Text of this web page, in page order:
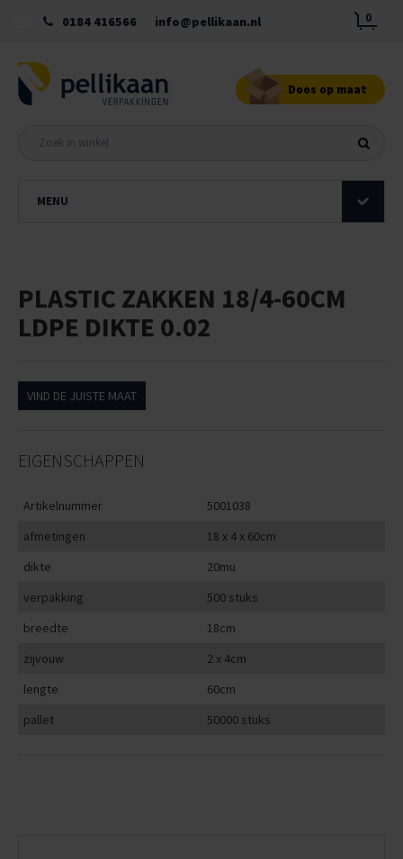
0184 416566 info@pellikaan.nl 0
Doos op maat
MENU
PLASTIC ZAKKEN 18/4-60CM
LDPE DIKTE 0.02
VIND DE JUISTE MAAT
EIGENSCHAPPEN
Artikelnummer
5001038
afmetingen
18 x 4 x 60cm
dikte
20mu
verpakking
500 stuks
breedte
18cm
zijvouw
2 x 4cm
lengte
60cm
pallet
50000 stuks